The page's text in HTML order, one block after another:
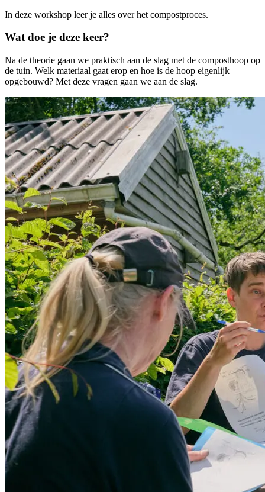
In deze workshop leer je alles over het compostproces.
Wat doe je deze keer?
Na de theorie gaan we praktisch aan de slag met de composthoop op
de tuin. Welk materiaal gaat erop en hoe is de hoop eigenlijk
opgebouwd? Met deze vragen gaan we aan de slag.